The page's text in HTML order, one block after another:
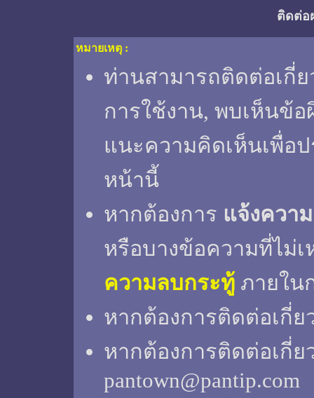
ติดต่อ
หมายเหตุ :
ท่านสามารถติดต่อเกี่
การใช้งาน, พบเห็นข้อ
แนะความคิดเห็นเพื่อ
หน้านี้
หากต้องการ แจ้งควา
หรือบางข้อความที่ไม่
ความลบกระทู้ภายใน
หากต้องการติดต่อเกี่
หากต้องการติดต่อเกี่
pantown@pantip.com